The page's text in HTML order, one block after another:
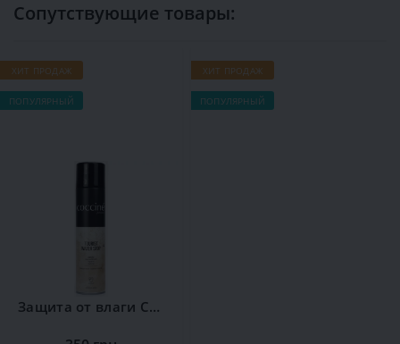
Сопутствующие товары:
ХИТ ПРОДАЖ
ПОПУЛЯРНЫЙ
Защита от влаги Сoccine
ХИТ ПРОДАЖ
ПОПУЛЯРНЫЙ